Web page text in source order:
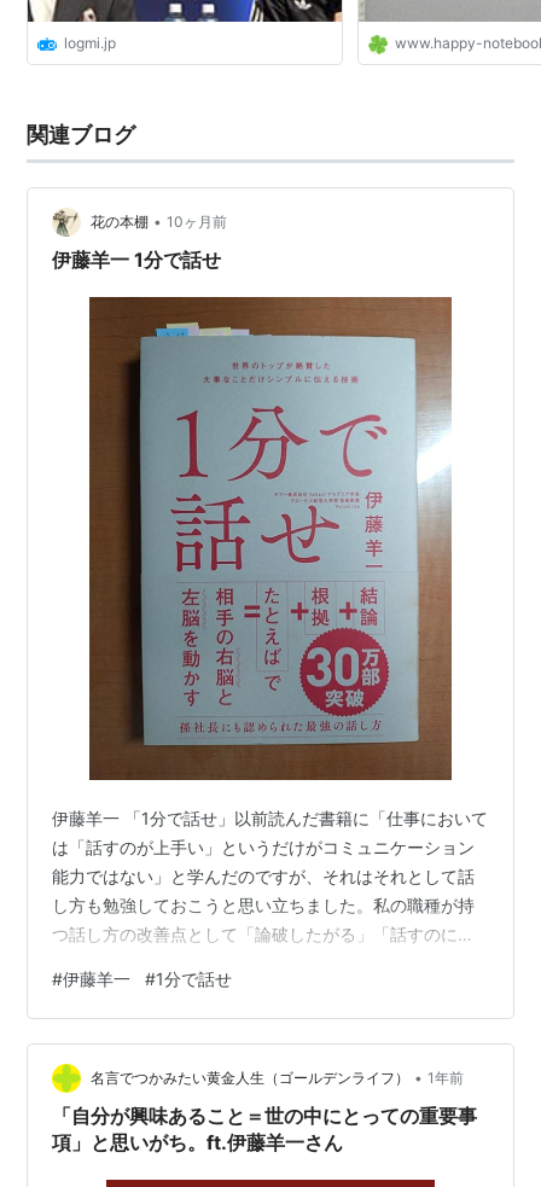
logmi.jp www.happy-
関連ブログ
花の本棚 • 10ヶ月前
伊藤羊一 1分で話せ
伊藤羊一 「1分で話せ」以前読んだ書籍に「仕事において
は「話すのが上手い」というだけがコミュニケーション
能力ではない」と学んだのですが、それはそれとして話
し方も勉強しておこうと思い立ちました。私の職種が持
つ話し方の改善点として「論破したがる」「話すのに必
は「トータルではマイナスだけど、プラスになる場面も
稀にある」という点です。ところが「話が長い」だけは
プラスに働いた場面が1つも思いつかなかったので、話の
長さにフォーカスしたこの書籍を選んでみました。 「1分
で話せない内容はどれだけ時間をかけても伝わらない」
という著者の考えのもと、1分で伝えるとは…
#伊藤羊一 #1分で話せ
名言でつかみたい黄金人生（ゴールデンライフ） • 1年前
「自分が興味あること＝世の中にとっての重要事
項」と思いがち。ft.伊藤羊一さん